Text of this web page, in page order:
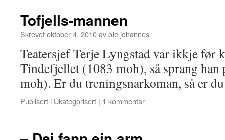
Tofjells-mannen
Skrevetoktober 4, 2010avole johannes
Teatersjef Terje Lyngstad var ikkje før
Tindefjellet (1083 moh), så sprang han
moh). Er du treningsnarkoman, så er
Publisert i Ukategorisert | 1 kommentar